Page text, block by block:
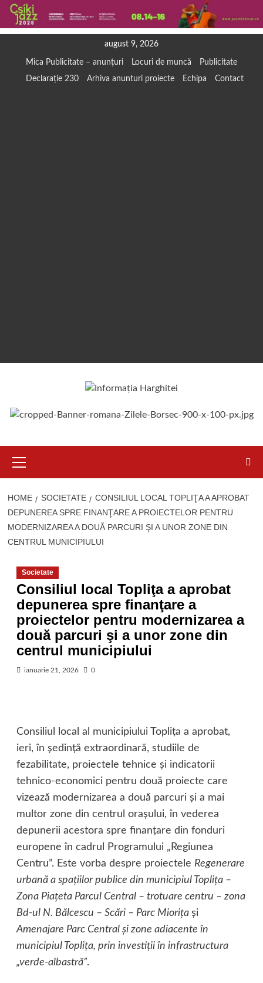
august 9, 2026
Mica Publicitate – anunțuri Locuri de muncă
Publicitate
Declarație 230
Arhiva anunturi proiecte Echipa Contact
Menu
HOME SOCIETATE
CONSILIUL LOCAL TOPLIŢA A APROBAT
DEPUNEREA SPRE FINANŢARE A PROIECTELOR PENTRU
MODERNIZAREA A DOUĂ PARCURI ŞI A UNOR ZONE DIN
CENTRUL MUNICIPIULUI
Societate
Consiliul local Topliţa a aprobat
depunerea spre finanţare a
proiectelor pentru modernizarea a
două parcuri şi a unor zone din
centrul municipiului
ianuarie 21, 2026 0
Consiliul local al municipiului Topliţa a aprobat,
ieri, în şedinţă extraordinară, studiile de
fezabilitate, proiectele tehnice şi indicatorii
tehnico‑economici pentru două proiecte care
vizează modernizarea a două parcuri şi a mai
multor zone din centrul oraşului, în vederea
depunerii acestora spre finanţare din fonduri
europene în cadrul Programului „Regiunea
Centru”. Este vorba despre proiectele Regenerare
urbană a spaţiilor publice din municipiul Topliţa –
Zona Piaţeta Parcul Central – trotuare centru – zona
Bd-ul N. Bălcescu – Scări – Parc Mioriţa şi
Amenajare Parc Central şi zone adiacente în
municipiul Topliţa, prin investiţii în infrastructura
„verde-albastră”.